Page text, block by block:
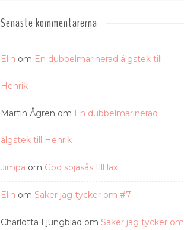
Senaste kommentarerna
Elin om En dubbelmarinerad älgstek till
Henrik
Martin Ågren om En dubbelmarinerad
älgstek till Henrik
Jimpa om God sojasås till lax
Elin om Saker jag tycker om #7
Charlotta Ljungblad om Saker jag tycker om